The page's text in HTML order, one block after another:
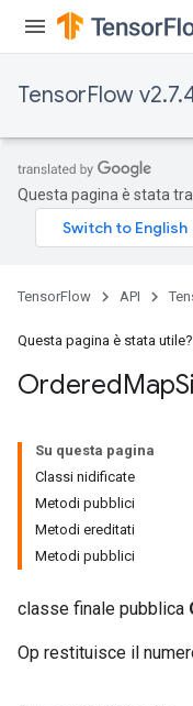
TensorFlow
Questa pagina è stata
TensorFlow API
Questa pagina è stata utile?
OrderedMap
Su questa pagina
Classi nidificate
Metodi pubblici
Metodi ereditati
Metodi pubblici
classe finale pubblica
Op restituisce il